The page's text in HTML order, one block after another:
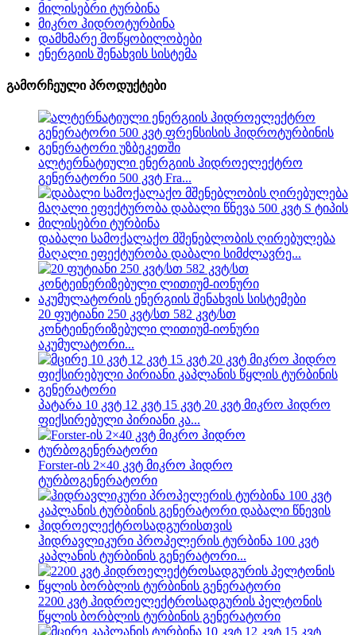
მილისებრი ტურბინა
მიკრო ჰიდროტურბინა
დამხმარე მოწყობილობები
ენერგიის შენახვის სისტემა
გამორჩეული პროდუქტები
ალტერნატიული ენერგიის ჰიდროელექტრო
გენერატორი 500 კვტ Fra...
დაბალი სამოქალაქო მშენებლობის ღირებულება
მაღალი ეფექტურობა დაბალი სიმძლავრე...
20 ფუტიანი 250 კვტ/სთ 582 კვტ/სთ
კონტეინერიზებული ლითიუმ-იონური
აკუმულატორი...
პატარა 10 კვტ 12 კვტ 15 კვტ 20 კვტ მიკრო ჰიდრო
ფიქსირებული პირიანი კა...
Forster-ის 2×40 კვტ მიკრო ჰიდრო
ტურბოგენერატორი
ჰიდრავლიკური პროპელერის ტურბინა 100 კვტ
კაპლანის ტურბინის გენერატორი...
2200 კვტ ჰიდროელექტროსადგურის პელტონის
წყლის ბორბლის ტურბინის გენერატორი